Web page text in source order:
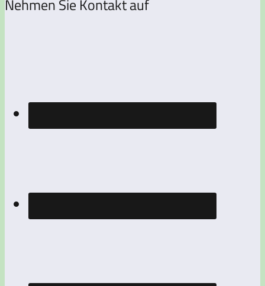
Nehmen Sie Kontakt auf